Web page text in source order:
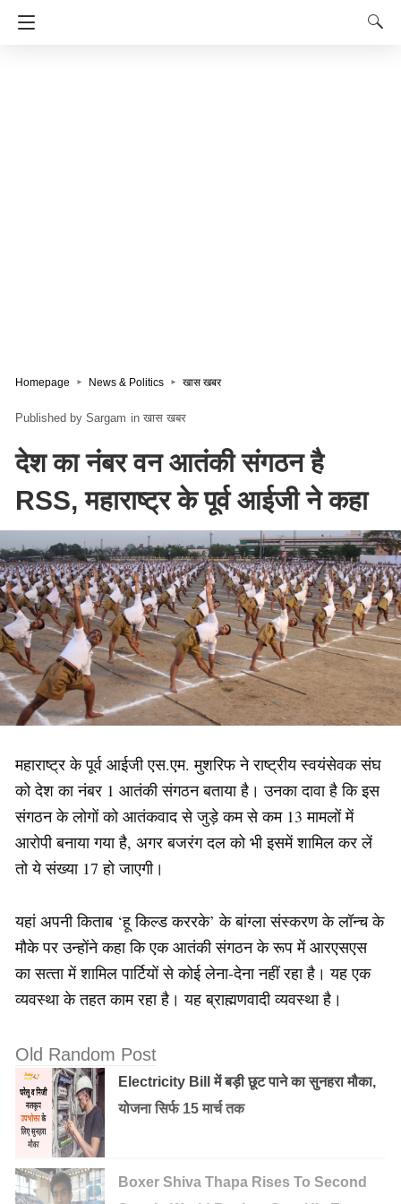
Homepage News & Politics खास खबर
Sargam in खास खबर
देश का नंबर वन आतंकी संगठन है
RSS, महाराष्‍ट्र के पूर्व आईजी ने कहा
महाराष्‍ट्र के पूर्व आईजी एस.एम. मुशरिफ ने राष्‍ट्रीय स्‍वयंसेवक संघ
को देश का नंबर 1 आतंकी संगठन बताया है। उनका दावा है कि इस
संगठन के लोगों को आतंकवाद से जुड़े कम से कम 13 मामलों में
आरोपी बनाया गया है, अगर बजरंग दल को भी इसमें शामिल कर लें
तो ये संख्या 17 हो जाएगी।
यहां अपनी किताब ‘हू किल्‍ड कररके’ के बांग्‍ला संस्‍करण के लॉन्‍च के
मौके पर उन्‍होंने कहा कि एक आतंकी संगठन के रूप में आरएसएस
का सत्‍ता में शामिल पार्टियों से कोई लेना-देना नहीं रहा है। यह एक
व्‍यवस्‍था के तहत काम रहा है। यह ब्राह्मणवादी व्‍यवस्‍था है।
Old Random Post
Electricity Bill में बड़ी छूट पाने का सुनहरा मौका,
योजना सिर्फ 15 मार्च तक
Boxer Shiva Thapa Rises To Second